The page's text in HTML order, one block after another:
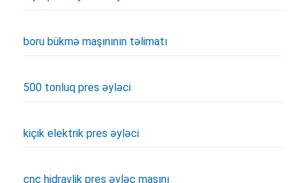
boru bükmə maşınının təlimatı
500 tonluq pres əyləci
kiçik elektrik pres əyləci
cnc hidravlik pres əyləc maşını